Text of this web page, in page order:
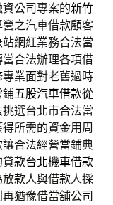
公司專案的新竹
之汽車借款顧客
網紅業務合法當
合法辦理各項借
專業面對老舊過時
鋪五股汽車借款從
選台北市合法當
所需的資金用周
讓合法經營當鋪典
貸款台北機車借款
款人與借款人採
猶豫借當舖公司